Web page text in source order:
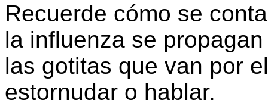
Recuerde cómo se
la influenza se
las gotitas que van por
estornudar o hablar.